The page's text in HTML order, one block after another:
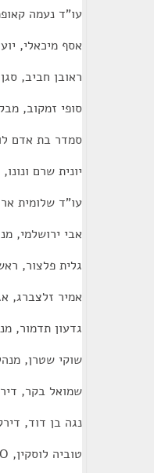
עו"ד נעמה
אסף מיכאלי,
ראובן חביב,
סופי זמקוב,
סמדר בת אדם
יונית שרם
עו"ד שלומית
אבי ירושלמי,
גלית פלצור,
אמיר זלצברג,
גדעון תדמור,
שוקי שטרן,
שמואל בקר,
נגה בן דוד,
טוביה לוסקין, CEO – גבעות עולם חיפושי נפט